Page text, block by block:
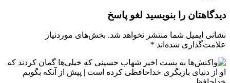
دیدگاهتان را بنویسید لغو پاسخ
نشانی ایمیل شما منتشر نخواهد شد. بخش‌های موردنیاز
علامت‌گذاری شده‌اند *